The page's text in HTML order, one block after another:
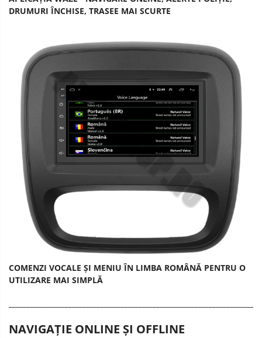
DRUMURI ÎNCHISE, TRASEE MAI SCURTE
COMENZI VOCALE ȘI MENIU ÎN LIMBA ROMÂNĂ PENTRU O
UTILIZARE MAI SIMPLĂ
NAVIGAȚIE ONLINE ȘI OFFLINE